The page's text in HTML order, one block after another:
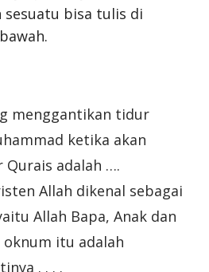
sesuatu bisa tulis di
menggantikan tidur
ketika akan
Qurais adalah ….
Allah dikenal sebagai
Allah Bapa, Anak dan
oknum itu adalah
. . . .